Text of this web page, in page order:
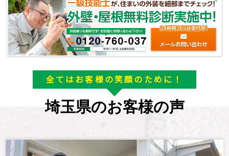
全てはお客様の笑顔のために！
埼玉県のお客様の声